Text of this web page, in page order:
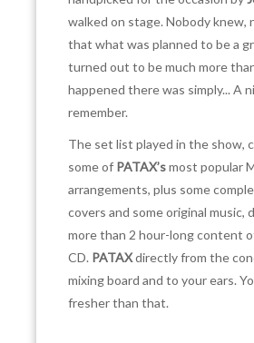
walked on stage. Nobody knew,
that what was planned to be a
turned out to be much more
happened there was simply... A
remember.
The set list played in the show,
some of PATAX’smost popular
arrangements, plus some
covers and some original music,
more than 2 hour-long content
CD. PATAXdirectly from the
mixing board and to your ears.
fresher than that.